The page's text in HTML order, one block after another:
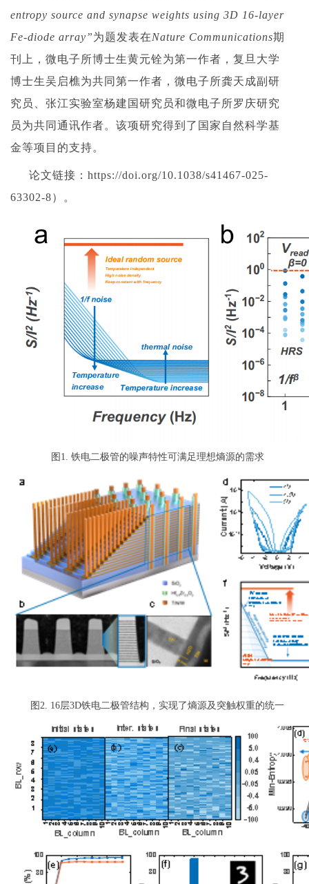
entropy source and synapse weights using 3D 16-layer
Fe-diode array”为题发表在Nature Communications期
刊上，微电子所博士生黄元铨为第一作者，复旦大学
博士生吴启樵为共同第一作者，微电子所龚天成副研
究员、张江实验室杨建国研究员和微电子所罗庆研究
员为共同通讯作者。该项研究得到了国家自然科学基
金等项目的支持。
论文链接：https://doi.org/10.1038/s41467-025-
63302-8）。
图 1. 铁电二极管的噪声特性可满足理想熵源的需求
图 2. 16层3D铁电二极管结构，实现了熵源及突触权重的统一